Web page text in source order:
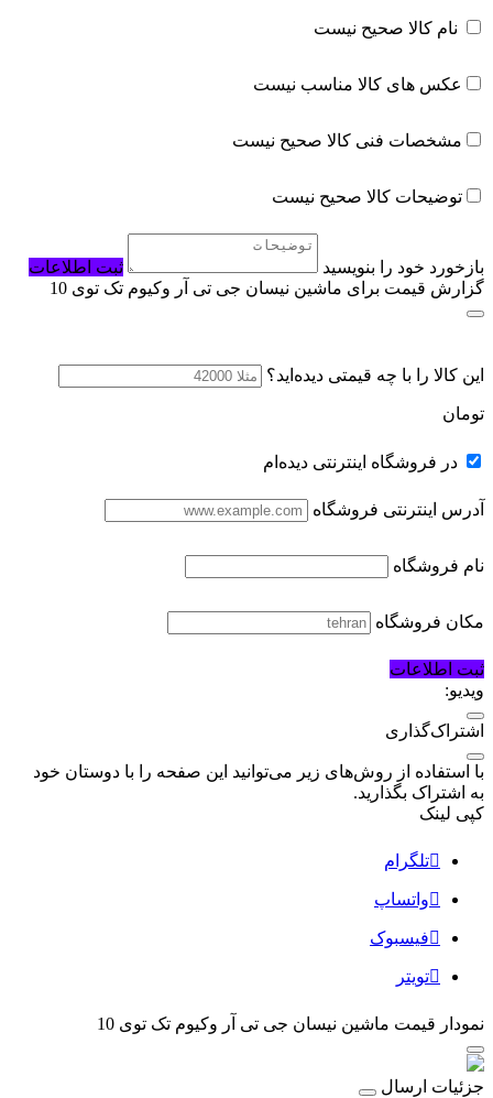
نام کالا صحیح نیست
عکس های کالا مناسب نیست
مشخصات فنی کالا صحیح نیست
توضیحات کالا صحیح نیست
بازخورد خود را بنویسید
ثبت اطلاعات
گزارش قیمت برای ماشین نیسان جی تی آر وکیوم تک توی 10
این کالا را با چه قیمتی دیده‌اید؟
تومان
در فروشگاه اینترنتی دیده‌ام
آدرس اینترنتی فروشگاه
نام فروشگاه
مکان فروشگاه
ثبت اطلاعات
ویدیو:
اشتراک‌گذاری
با استفاده از روش‌های زیر می‌توانید این صفحه را با دوستان خود
به اشتراک بگذارید.
کپی لینک
تلگرام
واتساپ
فیسبوک
تویتر
نمودار قیمت ماشین نیسان جی تی آر وکیوم تک توی 10
جزئیات ارسال